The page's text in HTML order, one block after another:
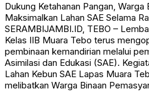
Dukung Ketahanan Pangan,
Maksimalkan Lahan SAE Selama
SERAMBIJAMBI.ID, TEBO –
Kelas IIB Muara Tebo terus
pembinaan kemandirian melalui
Asimilasi dan Edukasi (SAE).
Lahan Kebun SAE Lapas Muara
melibatkan Warga Binaan